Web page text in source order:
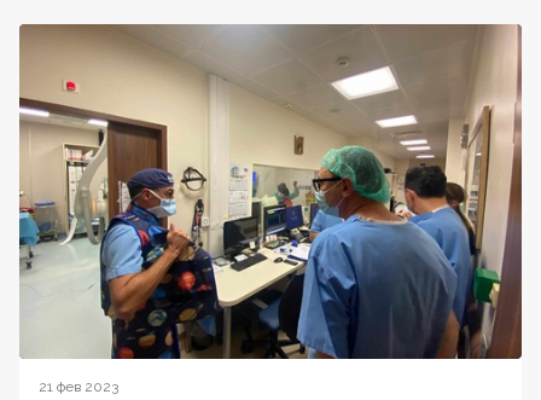
21 фев 2023